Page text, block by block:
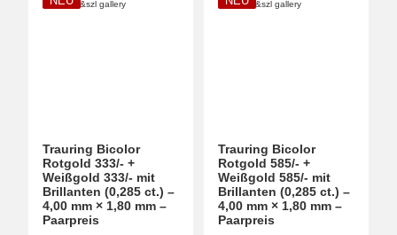
Trauring Bicolor
Rotgold 333/- +
Weißgold 333/- mit
Brillanten (0,285 ct.) –
4,00 mm × 1,80 mm –
Paarpreis
Trauring Bicolor
Rotgold 585/- +
Weißgold 585/- mit
Brillanten (0,285 ct.) –
4,00 mm × 1,80 mm –
Paarpreis